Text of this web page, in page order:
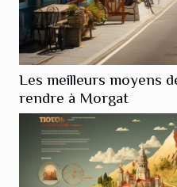
Les meilleurs moyens
rendre à Morgat